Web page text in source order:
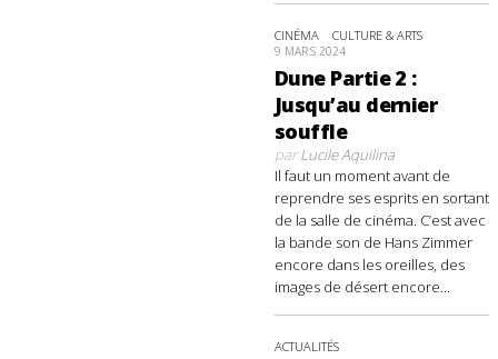
CINÉMA CULTURE & ARTS
9 MARS 2024
Dune Partie 2 :
Jusqu’au dernier
souffle
parLucile Aquilina
Il faut un moment avant de
reprendre ses esprits en sortant
de la salle de cinéma. C’est avec
la bande son de Hans Zimmer
encore dans les oreilles, des
images de désert encore...
ACTUALITÉS